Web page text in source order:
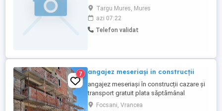
necalificati in demolari constructii. Oferim:
Mediu stabil de lucru, seriozitate si un loc
de munca stabil. Alatura-te echipei
noastre! Va asteptam CV-urile prin mesaj!
Targu Mures, Mures
azi 07:22
Telefon validat
7 angajez meseriași in construcții
angajez meseriași în construcții cazare și
transport gratuit plata săptămânal
posibilitatea de a da și la mp nr contact
Focsani, Vrancea